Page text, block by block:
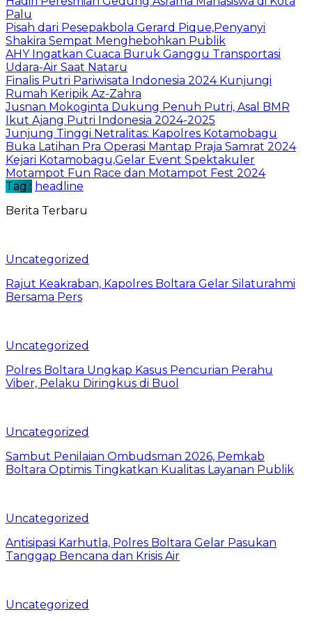
Palu
Pisah dari Pesepakbola Gerard Pique,Penyanyi
Shakira Sempat Menghebohkan Publik
AHY Ingatkan Cuaca Buruk Ganggu Transportasi
Udara-Air Saat Nataru
Finalis Putri Pariwisata Indonesia 2024 Kunjungi
Rumah Keripik Az-Zahra
Jusnan Mokoginta Dukung Penuh Putri, Asal BMR
Ikut Ajang Putri Indonesia 2024-2025
Junjung Tinggi Netralitas: Kapolres Kotamobagu
Buka Latihan Pra Operasi Mantap Praja Samrat 2024
Kejari Kotamobagu,Gelar Event Spektakuler
Motampot Fun Race dan Motampot Fest 2024
Tag : headline
Berita Terbaru
Uncategorized
Rajut Keakraban, Kapolres Boltara Gelar Silaturahmi
Bersama Pers
Uncategorized
Polres Boltara Ungkap Kasus Pencurian Perahu
Viber, Pelaku Diringkus di Buol
Uncategorized
Sambut Penilaian Ombudsman 2026, Pemkab
Boltara Optimis Tingkatkan Kualitas Layanan Publik
Uncategorized
Antisipasi Karhutla, Polres Boltara Gelar Pasukan
Tanggap Bencana dan Krisis Air
Uncategorized